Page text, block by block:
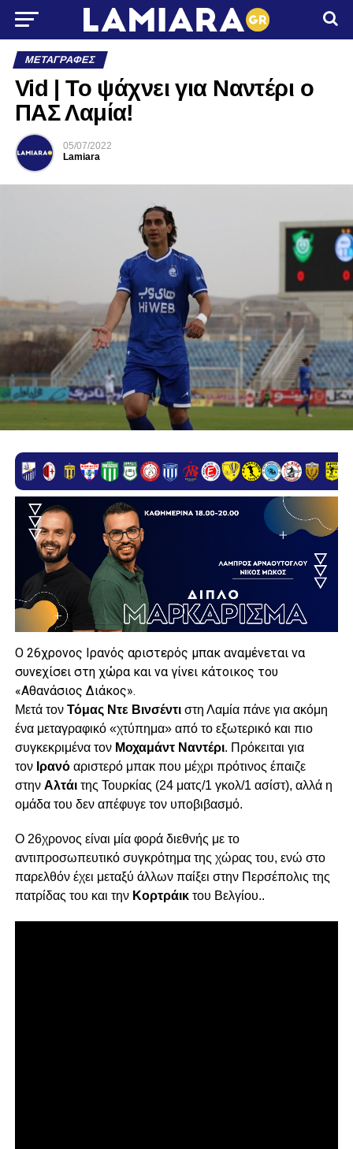
ΜΕΤΑΓΡΑΦΈΣ
Vid | Το ψάχνει για Ναντέρι ο
ΠΑΣ Λαμία!
05/07/2022
Lamiara
Ο 26χρονος Ιρανός αριστερός μπακ αναμένεται να
συνεχίσει στη χώρα και να γίνει κάτοικος του
«Αθανάσιος Διάκος».
Μετά τον Τόμας Ντε Βινσέντιστη Λαμία πάνε για ακόμη
ένα μεταγραφικό «χτύπημα» από το εξωτερικό και πιο
συγκεκριμένα τον Μοχαμάντ Ναντέρι. Πρόκειται για
τον Ιρανό αριστερό μπακ που μέχρι πρότινος έπαιζε
στην Αλτάι της Τουρκίας (24 ματς/1 γκολ/1 ασίστ), αλλά η
ομάδα του δεν απέφυγε τον υποβιβασμό.
Ο 26χρονος είναι μία φορά διεθνής με το
αντιπροσωπευτικό συγκρότημα της χώρας του, ενώ στο
παρελθόν έχει μεταξύ άλλων παίξει στην Περσέπολις της
πατρίδας του και την Κορτράικ του Βελγίου..